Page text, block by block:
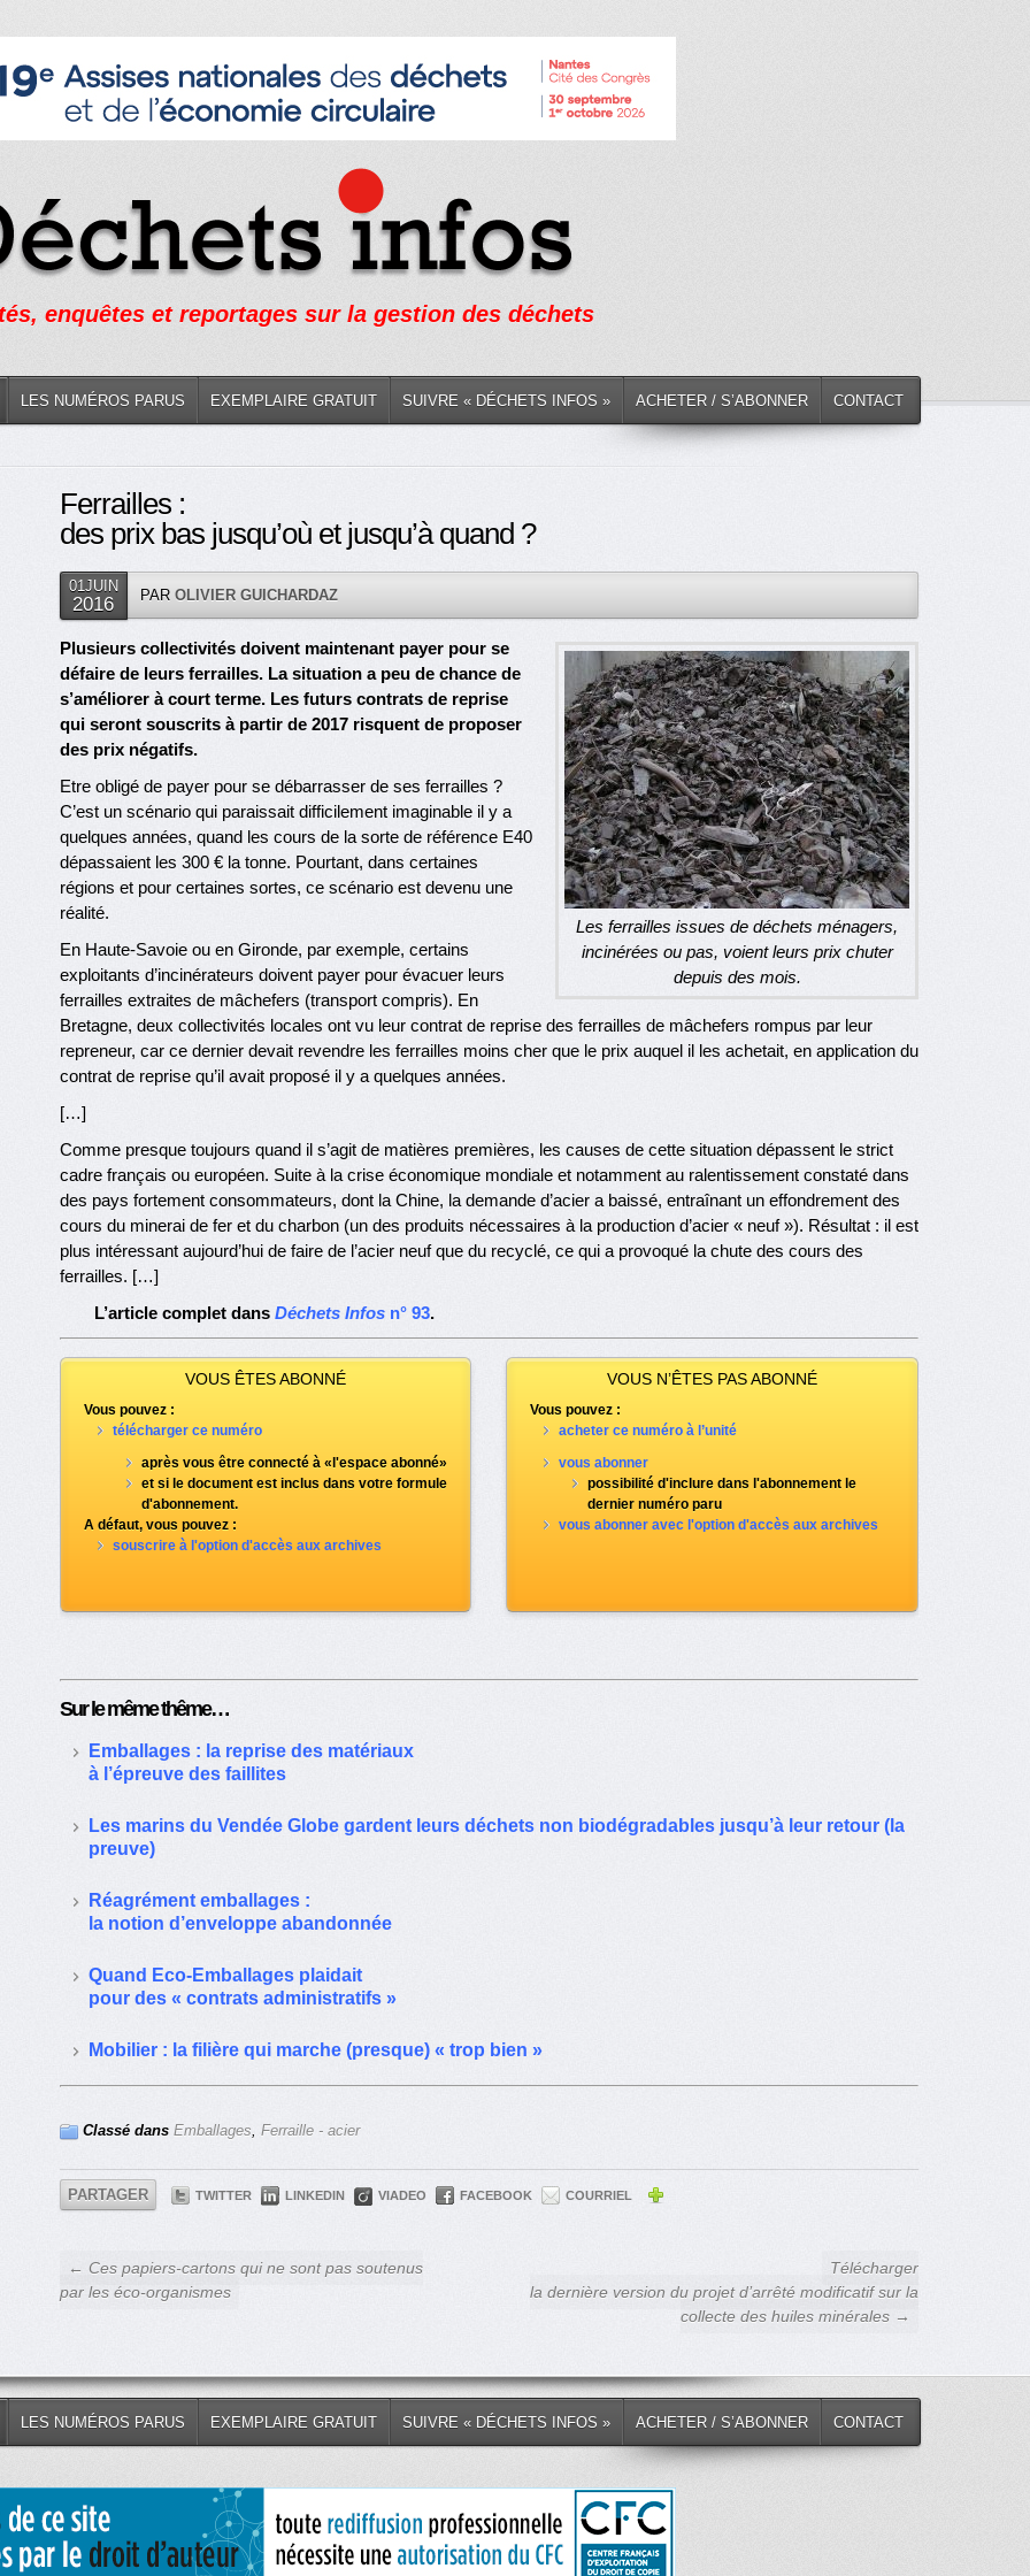
enquêtes et reportages sur la gestion des déchets
LES NUMÉROS PARUS EXEMPLAIRE GRATUIT SUIVRE « DÉCHETS INFOS » ACHETER / S’ABONNER CONTACT
Ferrailles :
des prix bas jusqu’où et jusqu’à quand ?
01JUIN
2016 PAR OLIVIER GUICHARDAZ
Les ferrailles issues de déchets ménagers,
incinérées ou pas, voient leurs prix chuter
depuis des mois.
Plusieurs collectivités doivent maintenant payer pour se
défaire de leurs ferrailles. La situation a peu de chance de
s’améliorer à court terme. Les futurs contrats de reprise
qui seront souscrits à partir de 2017 risquent de proposer
des prix négatifs.
Etre obligé de payer pour se débarrasser de ses ferrailles ?
C’est un scénario qui paraissait difficilement imaginable il y a
quelques années, quand les cours de la sorte de référence E40
dépassaient les 300 € la tonne. Pourtant, dans certaines
régions et pour certaines sortes, ce scénario est devenu une
réalité.
En Haute-Savoie ou en Gironde, par exemple, certains
exploitants d’incinérateurs doivent payer pour évacuer leurs
ferrailles extraites de mâchefers (transport compris). En
Bretagne, deux collectivités locales ont vu leur contrat de reprise des ferrailles de mâchefers rompus par leur
repreneur, car ce dernier devait revendre les ferrailles moins cher que le prix auquel il les achetait, en application du
contrat de reprise qu’il avait proposé il y a quelques années.
[…]
Comme presque toujours quand il s’agit de matières premières, les causes de cette situation dépassent le strict
cadre français ou européen. Suite à la crise économique mondiale et notamment au ralentissement constaté dans
des pays fortement consommateurs, dont la Chine, la demande d’acier a baissé, entraînant un effondrement des
cours du minerai de fer et du charbon (un des produits nécessaires à la production d’acier « neuf »). Résultat : il est
plus intéressant aujourd’hui de faire de l’acier neuf que du recyclé, ce qui a provoqué la chute des cours des
ferrailles. […]
L’article complet dans Déchets Infosn° 93.
VOUS ÊTES ABONNÉ
Vous pouvez :
télécharger ce numéro
après vous être connecté à «l'espace abonné»
et si le document est inclus dans votre formule
d'abonnement.
A défaut, vous pouvez :
souscrire à l'option d'accès aux archives
VOUS N’ÊTES PAS ABONNÉ
Vous pouvez :
acheter ce numéro à l’unité
vous abonner
possibilité d'inclure dans l'abonnement le
dernier numéro paru
vous abonner avec l'option d'accès aux archives
Sur le même thême…
Emballages : la reprise des matériaux
à l’épreuve des faillites
Les marins du Vendée Globe gardent leurs déchets non biodégradables jusqu’à leur retour (la
preuve)
Réagrément emballages :
la notion d’enveloppe abandonnée
Quand Eco-Emballages plaidait
pour des « contrats administratifs »
Mobilier : la filière qui marche (presque) « trop bien »
Classé dans Emballages Ferraille - acier
PARTAGER TWITTER LINKEDIN VIADEO FACEBOOK COURRIEL
← Ces papiers-cartons qui ne sont pas soutenus
par les éco-organismes
Télécharger
la dernière version du projet d’arrêté modificatif sur la
collecte des huiles minérales →
LES NUMÉROS PARUS EXEMPLAIRE GRATUIT SUIVRE « DÉCHETS INFOS » ACHETER / S’ABONNER CONTACT